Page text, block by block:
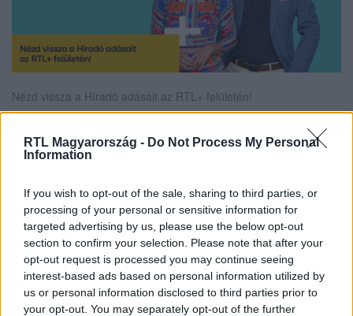
RTL Magyarország - Do Not Process My Personal
Information
If you wish to opt-out of the sale, sharing to third parties, or
processing of your personal or sensitive information for
targeted advertising by us, please use the below opt-out
section to confirm your selection. Please note that after your
opt-out request is processed you may continue seeing
interest-based ads based on personal information utilized by
us or personal information disclosed to third parties prior to
your opt-out. You may separately opt-out of the further
Nézd vissza a Híradó adásait az RTL+ felületén!